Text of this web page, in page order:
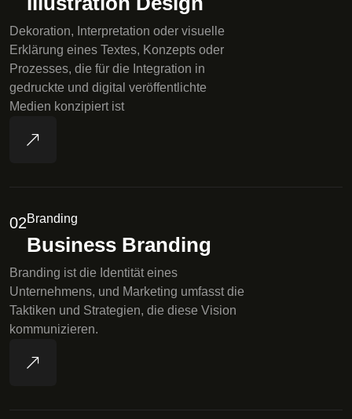
Dekoration, Interpretation oder visuelle
Erklärung eines Textes, Konzepts oder
Prozesses, die für die Integration in
gedruckte und digital veröffentlichte
Medien konzipiert ist
02Branding
Business Branding
Branding ist die Identität eines
Unternehmens, und Marketing umfasst die
Taktiken und Strategien, die diese Vision
kommunizieren.